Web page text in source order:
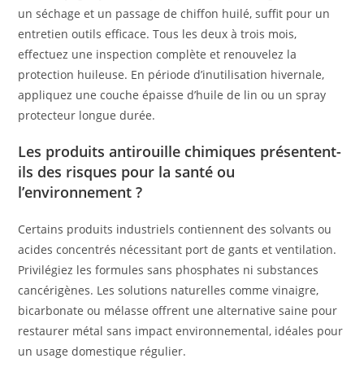
un séchage et un passage de chiffon huilé, suffit pour un
entretien outils efficace. Tous les deux à trois mois,
effectuez une inspection complète et renouvelez la
protection huileuse. En période d’inutilisation hivernale,
appliquez une couche épaisse d’huile de lin ou un spray
protecteur longue durée.
Les produits antirouille chimiques présentent-
ils des risques pour la santé ou
l’environnement ?
Certains produits industriels contiennent des solvants ou
acides concentrés nécessitant port de gants et ventilation.
Privilégiez les formules sans phosphates ni substances
cancérigènes. Les solutions naturelles comme vinaigre,
bicarbonate ou mélasse offrent une alternative saine pour
restaurer métal sans impact environnemental, idéales pour
un usage domestique régulier.